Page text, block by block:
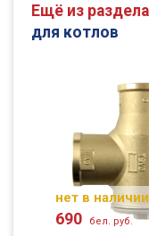
Ещё из раздела
для котлов
нет в наличии
690 бел. руб.